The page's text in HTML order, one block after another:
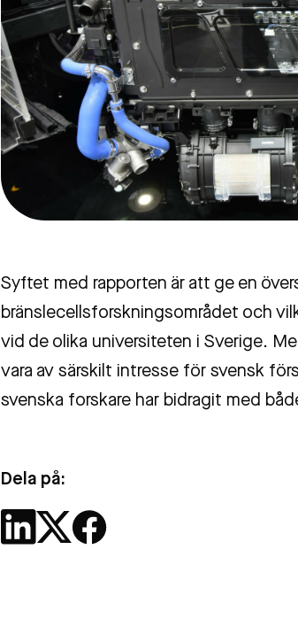
Syftet med rapporten är att ge en
bränslecellsforskningsområdet och
vid de olika universiteten i Sverige.
vara av särskilt intresse för svensk
svenska forskare har bidragit med
Dela på: